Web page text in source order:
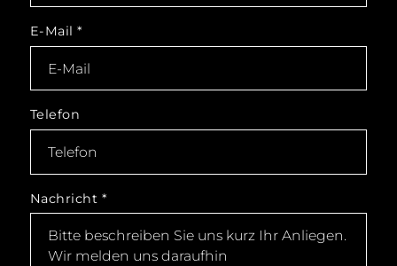
E-Mail*
Telefon
Nachricht *